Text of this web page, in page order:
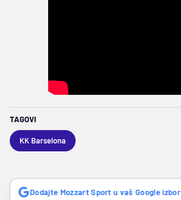
TAGOVI
KK Barselona
Dodajte Mozzart Sport u vaš Google izbor